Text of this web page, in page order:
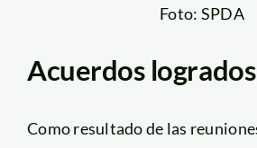
Foto: SPDA
Acuerdos logrados
Como resultado de las